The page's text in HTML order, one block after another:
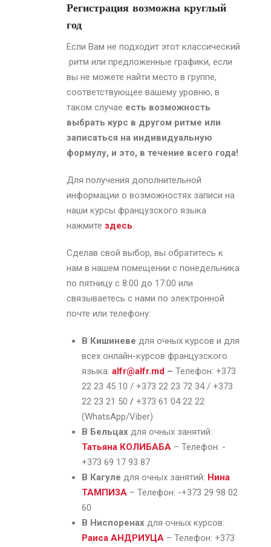
Регистрация возможна круглый
год
Если Вам не подходит этот классический
ритм или предложенные графики, если
вы не можете найти место в группе,
соответствующее вашему уровню, в
таком случае есть возможность
выбрать курс в другом ритме или
записаться на индивидуальную
формулу, и это, в течение всего года!
Для получения дополнительной
информации о возможностях записи на
наши курсы французского языка
нажмите здесь.
Сделав свой выбор, вы обратитесь к
нам в нашем помещении с понедельника
по пятницу с 8:00 до 17:00 или
связываетесь с нами по электронной
почте или телефону:
В Кишиневе для очных курсов и для
всех онлайн-курсов французского
языка: alfr@alfr.md – Телефон: +373
22 23 45 10 / +373 22 23 72 34 / +373
22 23 21 50 / +373 61 04 22 22
(WhatsApp/Viber)
В Бельцах для очных занятий:
Татьяна КОЛИБАБА – Телефон: -
+373 69 17 93 87
В Кагуле для очных занятий: Нина
ТАМПИЗА – Телефон: -+373 29 98 02
60
В Ниспоренах для очных курсов:
Раиса АНДРИУЦА – Телефон: +373